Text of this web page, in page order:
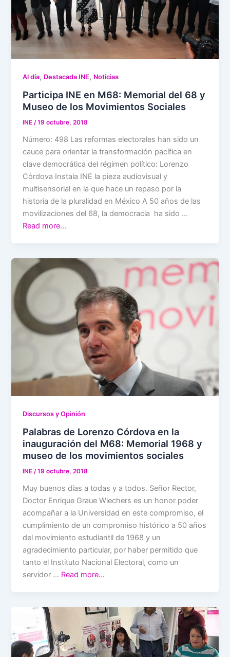
Al día, Destacada INE, Noticias
Participa INE en M68: Memorial del 68 y
Museo de los Movimientos Sociales
INE /19 octubre, 2018
Número: 498 Las reformas electorales han sido un
cauce para orientar la transformación pacífica en
clave democrática del régimen político: Lorenzo
Córdova Instala INE la pieza audiovisual y
multisensorial en la que hace un repaso por la
historia de la pluralidad en México A 50 años de las
movilizaciones del 68, la democracia ha sido …
Read more…
Discursos y Opinión
Palabras de Lorenzo Córdova en la
inauguración del M68: Memorial 1968 y
museo de los movimientos sociales
INE/19 octubre, 2018
Muy buenos días a todas y a todos. Señor Rector,
Doctor Enrique Graue Wiechers es un honor poder
acompañar a la Universidad en este compromiso, el
cumplimiento de un compromiso histórico a 50 años
del movimiento estudiantil de 1968 y un
agradecimiento particular, por haber permitido que
tanto el Instituto Nacional Electoral, como un
servidor … Read more…